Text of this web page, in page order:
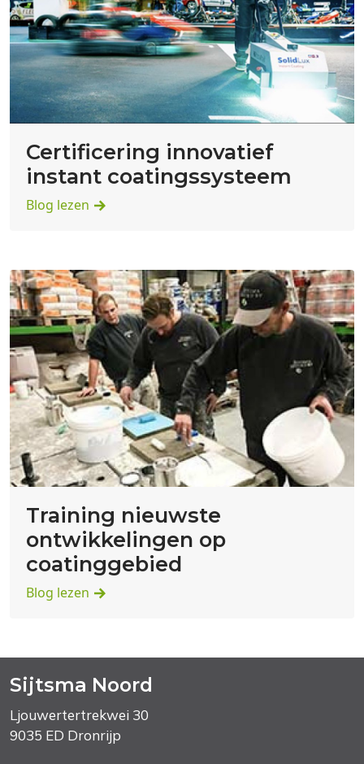
Certificering innovatief
instant coatingssysteem
Blog lezen
Training nieuwste
ontwikkelingen op
coatinggebied
Blog lezen
Sijtsma Noord
Ljouwertertrekwei 30
9035 ED Dronrijp